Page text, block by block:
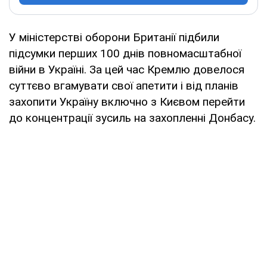
У міністерстві оборони Британії підбили
підсумки перших 100 днів повномасштабної
війни в Україні. За цей час Кремлю довелося
суттєво вгамувати свої апетити і від планів
захопити Україну включно з Києвом перейти
до концентрації зусиль на захопленні Донбасу.